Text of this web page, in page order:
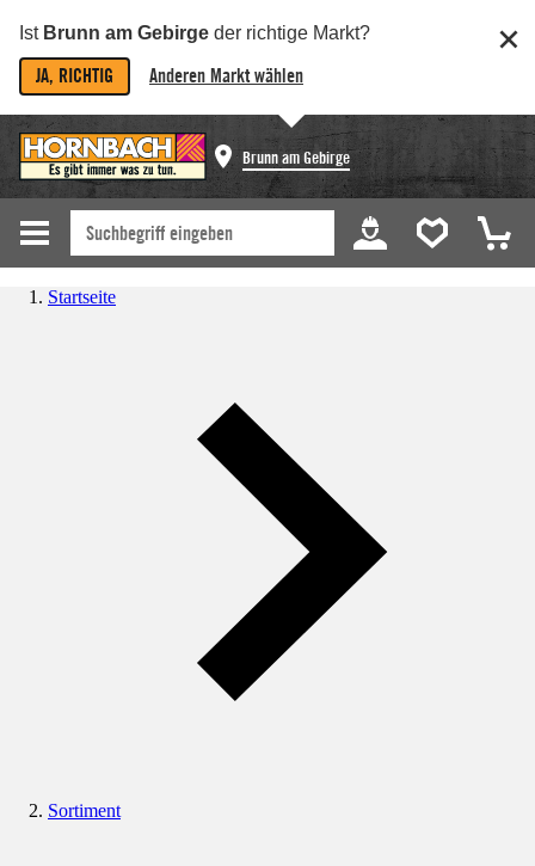
Ist Brunn am Gebirge der richtige Markt?
JA, RICHTIG Anderen Markt wählen
Brunn am Gebirge
Startseite
Sortiment